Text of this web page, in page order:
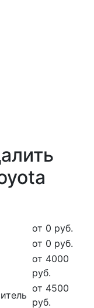
от 0 руб.
от 0 руб.
от 4000
руб.
от 4500
руб.